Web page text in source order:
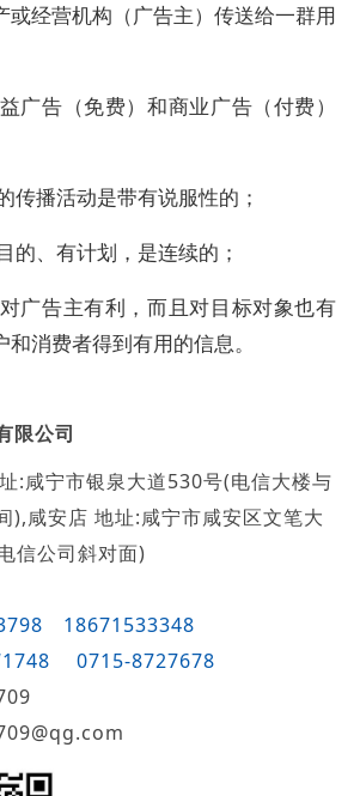
或经营机构（广告主）传送给一群用
广告（免费）和商业广告（付费）
传播活动是带有说服性的；
的、有计划，是连续的；
广告主有利，而且对目标对象也有
消费者得到有用的信息。
限公司
:咸宁市银泉大道530号(电信大楼与
),咸安店 地址:咸宁市咸安区文笔大
信公司斜对面)
18671533348
0715-8727678